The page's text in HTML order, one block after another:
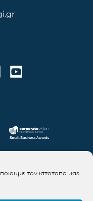
τον ιστότοπό μας